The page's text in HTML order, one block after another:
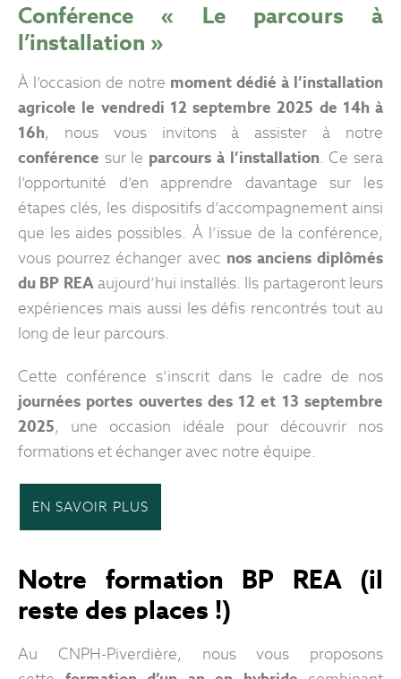
Conférence « Le parcours à
l’installation »
À l’occasion de notre moment dédié à l’installation
agricole le vendredi 12 septembre 2025 de 14h à
16h, nous vous invitons à assister à notre
conférence sur le parcours à l’installation. Ce sera
l’opportunité d’en apprendre davantage sur les
étapes clés, les dispositifs d’accompagnement ainsi
que les aides possibles. À l’issue de la conférence,
vous pourrez échanger avec nos anciens diplômés
du BP REAaujourd’hui installés. Ils partageront leurs
expériences mais aussi les défis rencontrés tout au
long de leur parcours.
Cette conférence s’inscrit dans le cadre de nos
journées portes ouvertes des 12 et 13 septembre
2025, une occasion idéale pour découvrir nos
formations et échanger avec notre équipe.
EN SAVOIR PLUS
Notre formation BP REA (il
reste des places !)
Au CNPH-Piverdière, nous vous proposons